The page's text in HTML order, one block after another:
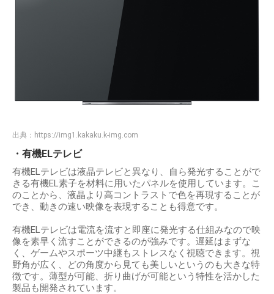
出典： https://img1.kakaku.k-img.com
・有機ELテレビ
有機ELテレビは液晶テレビと異なり、自ら発光することがで
きる有機EL素子を材料に用いたパネルを使用しています。こ
のことから、液晶より高コントラストで色を再現することが
でき、動きの速い映像を表現することも得意です。
有機ELテレビは電流を流すと即座に発光する仕組みなので映
像を素早く流すことができるのが強みです。遅延はまずな
く、ゲームやスポーツ中継もストレスなく視聴できます。視
野角が広く、どの角度から見ても美しいというのも大きな特
徴です。薄型が可能、折り曲げが可能という特性を活かした
製品も開発されています。